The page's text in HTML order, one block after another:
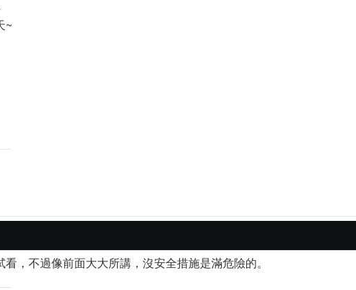
~
，不過像前面大大所講，沒安全措施是滿危險的。